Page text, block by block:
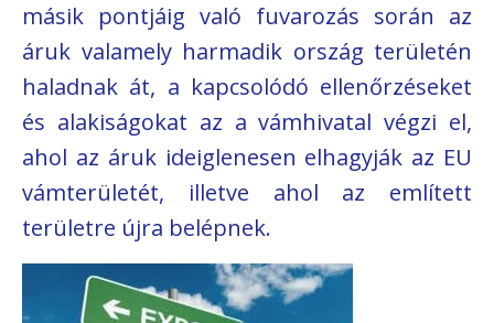
másik pontjáig való fuvarozás során az
áruk valamely harmadik ország területén
haladnak át, a kapcsolódó ellenőrzéseket
és alakiságokat az a vámhivatal végzi el,
ahol az áruk ideiglenesen elhagyják az EU
vámterületét, illetve ahol az említett
területre újra belépnek.